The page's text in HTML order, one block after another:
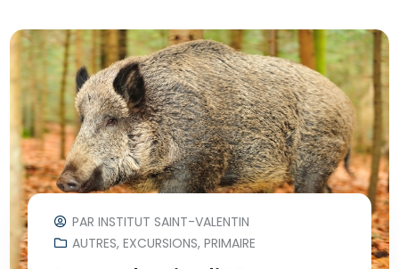
PARINSTITUT SAINT-VALENTIN
AUTRES,EXCURSIONS,PRIMAIRE